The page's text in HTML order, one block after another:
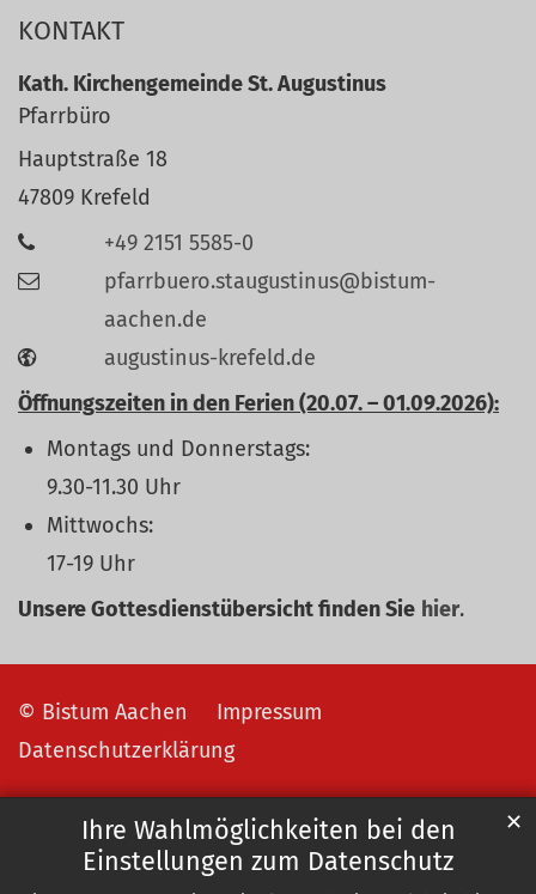
Ihre Wahlmöglichkeiten bei den
Einstellungen zum Datenschutz
✕
KONTAKT
Kath. Kirchengemeinde St. Augustinus
Pfarrbüro
Hauptstraße 18
47809 Krefeld
+49 2151 5585-0
pfarrbuero.staugustinus@bistum-
aachen.de
augustinus-krefeld.de
Öffnungszeiten in den Ferien (20.07. – 01.09.2026):
Montags und Donnerstags:
9.30-11.30 Uhr
Mittwochs:
17-19 Uhr
Unsere Gottesdienstübersicht finden Sie hier.
© Bistum Aachen
Impressum
Datenschutzerklärung